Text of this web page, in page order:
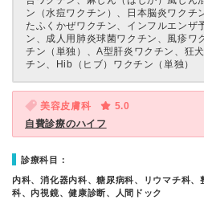
ン（水痘ワクチン）、日本脳炎ワクチ
たふくかぜワクチン、インフルエンザ
ン、成人用肺炎球菌ワクチン、風疹ワ
チン（単独）、A型肝炎ワクチン、狂
チン、Hib（ヒブ）ワクチン（単独）
美容皮膚科
5.0
自費診療のハイフ
診療科目：
内科、消化器内科、糖尿病科、リウマチ科
科、内視鏡、健康診断、人間ドック